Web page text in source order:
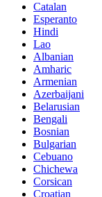
Catalan
Esperanto
Hindi
Lao
Albanian
Amharic
Armenian
Azerbaijani
Belarusian
Bengali
Bosnian
Bulgarian
Cebuano
Chichewa
Corsican
Croatian